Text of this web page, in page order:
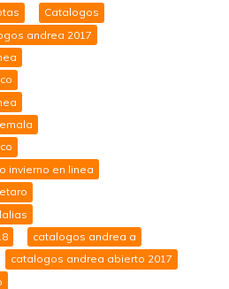
Catalogos
andrea 2017
invierno en linea
catalogos andrea a
catalogos andrea abierto 2017